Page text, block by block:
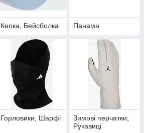
Кепка, Бейсболка Панама
Горловики, Шарфі
Зимові перчатки,
Рукавиці